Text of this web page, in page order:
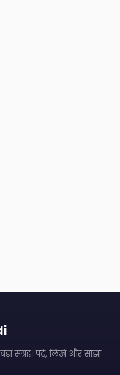
संग्रह। पढ़ें, लिखें और साझा